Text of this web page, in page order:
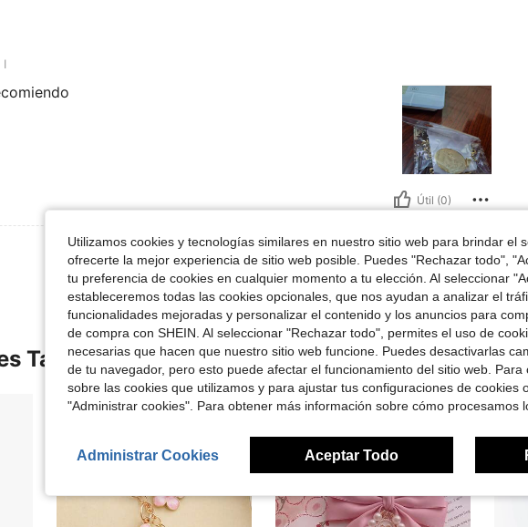
I
Útil (0)
Ver Más Reseñas
También Vieron
Utilizamos cookies y tecnologías similares en nuestro sitio web para brindar el
ofrecerte la mejor experiencia de sitio web posible. Puedes "Rechazar todo",
tu preferencia de cookies en cualquier momento a tu elección. Al seleccionar
estableceremos todas las cookies opcionales, que nos ayudan a analizar el
funcionalidades mejoradas y personalizar el contenido y los anuncios para
de compra con SHEIN. Al seleccionar "Rechazar todo", permites el uso de
necesarias que hacen que nuestro sitio web funcione. Puedes desactivarlas
de tu navegador, pero esto puede afectar el funcionamiento del sitio web.
sobre las cookies que utilizamos y para ajustar tus configuraciones de cookies
"Administrar cookies". Para obtener más información sobre cómo procesamos
Administrar Cookies Aceptar Todo